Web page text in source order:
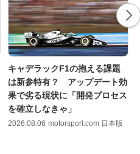
キャデラックF1の抱える課題
は新参特有？ アップデート効
果で劣る現状に「開発プロセス
を確立しなきゃ」
2026.08.06 motorsport.com 日本版